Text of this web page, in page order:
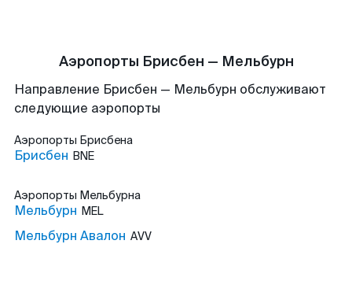
Аэропорты Брисбен — Мельбурн
Направление Брисбен — Мельбурн обслуживают
следующие аэропорты
Аэропорты Брисбена
Брисбен BNE
Аэропорты Мельбурна
Мельбурн MEL
Мельбурн Авалон AVV